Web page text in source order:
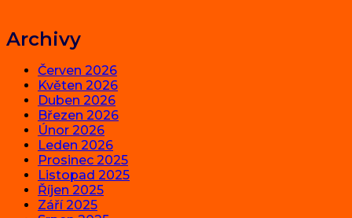
Archivy
Červen 2026
Květen 2026
Duben 2026
Březen 2026
Únor 2026
Leden 2026
Prosinec 2025
Listopad 2025
Říjen 2025
Září 2025